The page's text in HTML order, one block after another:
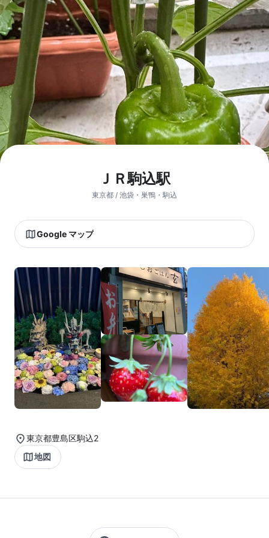
ＪＲ駒込駅
東京都 / 池袋・巣鴨・駒込
Google マップ
東京都豊島区駒込2
地図